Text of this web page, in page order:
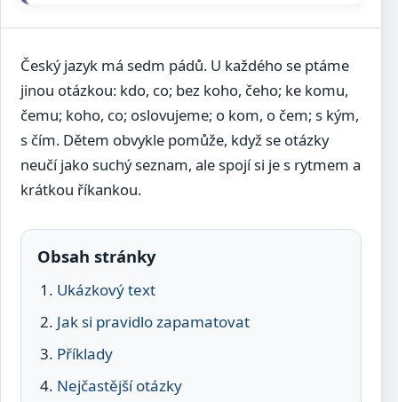
Český jazyk má sedm pádů. U každého se ptáme
jinou otázkou: kdo, co; bez koho, čeho; ke komu,
čemu; koho, co; oslovujeme; o kom, o čem; s kým,
s čím. Dětem obvykle pomůže, když se otázky
neučí jako suchý seznam, ale spojí si je s rytmem a
krátkou říkankou.
Obsah stránky
Ukázkový text
Jak si pravidlo zapamatovat
Příklady
Nejčastější otázky